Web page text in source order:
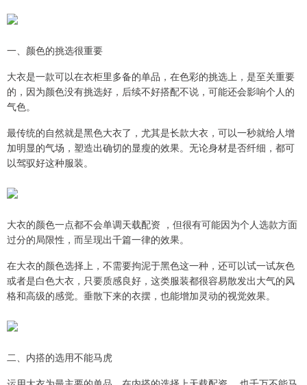
一、颜色的挑选很重要
大衣是一款可以在衣柜里多备的单品，在色彩的挑选上，是至关重要
的，因为颜色没有挑选好，后续不好搭配不说，可能还会影响个人的
气色。
最传统的自然就是黑色大衣了，尤其是长款大衣，可以一秒就给人增
加明显的气场，塑造出确切的显瘦的效果。无论身材是否纤细，都可
以驾驭好这种服装。
大衣的颜色一点都不会单调天载配资 ，但很有可能因为个人选款方面
过分的局限性，而呈现出千篇一律的效果。
在大衣的颜色选择上，不需要拘泥于黑色这一种，还可以试一试灰色
或者是白色大衣，只要质感良好，这类服装都很容易散发出大气的风
格和高级的感觉。垂散下来的衣摆，也能增加灵动的视觉效果。
二、内搭的选用不能马虎